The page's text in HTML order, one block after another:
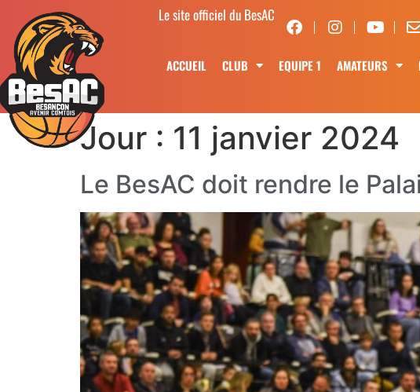
Le site officiel du BesAC
ACCUEIL CLUB EQUIPE 1 AMATEURS
Jour : 11 janvier 2024
Le BesAC doit rendre le